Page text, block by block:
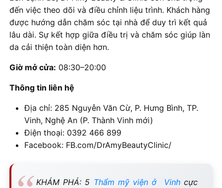
đến việc theo dõi và điều chỉnh liệu trình. Khách hàng
được hướng dẫn chăm sóc tại nhà để duy trì kết quả
lâu dài. Sự kết hợp giữa điều trị và chăm sóc giúp làn
da cải thiện toàn diện hơn.
Giờ mở cửa: 08:30–20:00
Thông tin liên hệ
Địa chỉ: 285 Nguyễn Văn Cừ, P. Hưng Bình, TP.
Vinh, Nghệ An (P. Thành Vinh mới)
Điện thoại: 0392 466 899
Facebook: FB.com/DrAmyBeautyClinic/
KHÁM PHÁ: 5 Thẩm mỹ viện ở Vinhcực